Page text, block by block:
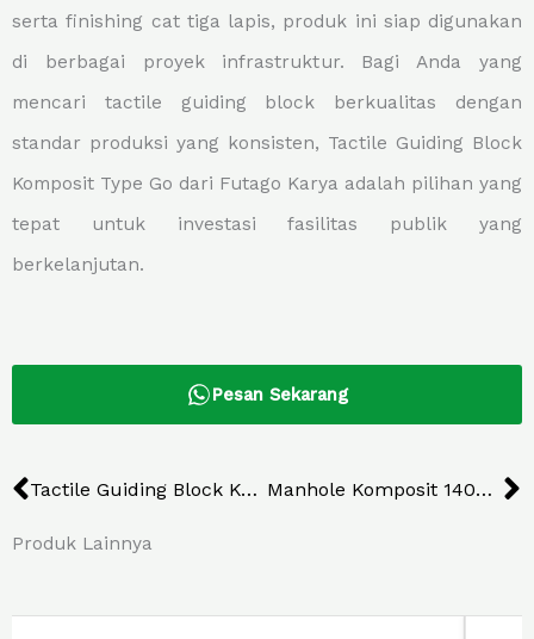
serta finishing cat tiga lapis, produk ini siap digunakan
di berbagai proyek infrastruktur. Bagi Anda yang
mencari tactile guiding block berkualitas dengan
standar produksi yang konsisten, Tactile Guiding Block
Komposit Type Go dari Futago Karya adalah pilihan yang
tepat untuk investasi fasilitas publik yang
berkelanjutan.
Pesan Sekarang
Prev Tactile Guiding Block Komposit Type Stop Manhole Komposit 140×70 Cm
Produk Lainnya